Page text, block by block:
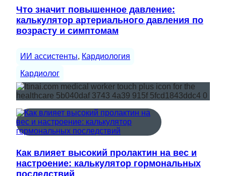
Что значит повышенное давление:
калькулятор артериального давления по
возрасту и симптомам
ИИ ассистенты, Кардиология
Кардиолог
Как влияет высокий пролактин на вес и
настроение: калькулятор гормональных
последствий